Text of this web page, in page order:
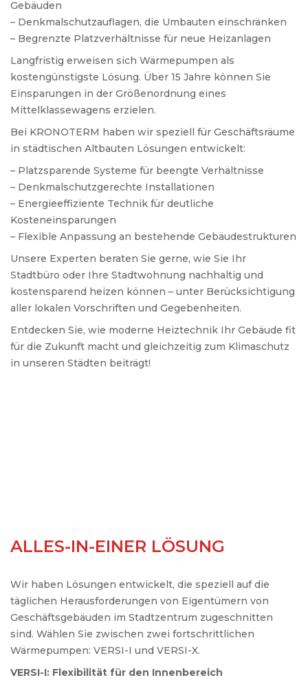
Gebäuden
– Denkmalschutzauflagen, die Umbauten einschränken
– Begrenzte Platzverhältnisse für neue Heizanlagen
Langfristig erweisen sich Wärmepumpen als
kostengünstigste Lösung. Über 15 Jahre können Sie
Einsparungen in der Größenordnung eines
Mittelklassewagens erzielen.
Bei KRONOTERM haben wir speziell für Geschäftsräume
in städtischen Altbauten Lösungen entwickelt:
– Platzsparende Systeme für beengte Verhältnisse
– Denkmalschutzgerechte Installationen
– Energieeffiziente Technik für deutliche
Kosteneinsparungen
– Flexible Anpassung an bestehende Gebäudestrukturen
Unsere Experten beraten Sie gerne, wie Sie Ihr
Stadtbüro oder Ihre Stadtwohnung nachhaltig und
kostensparend heizen können – unter Berücksichtigung
aller lokalen Vorschriften und Gegebenheiten.
Entdecken Sie, wie moderne Heiztechnik Ihr Gebäude fit
für die Zukunft macht und gleichzeitig zum Klimaschutz
in unseren Städten beiträgt!
ALLES-IN-EINER LÖSUNG
Wir haben Lösungen entwickelt, die speziell auf die
täglichen Herausforderungen von Eigentümern von
Geschäftsgebäuden im Stadtzentrum zugeschnitten
sind. Wählen Sie zwischen zwei fortschrittlichen
Wärmepumpen: VERSI-I und VERSI-X.
VERSI-I: Flexibilität für den Innenbereich